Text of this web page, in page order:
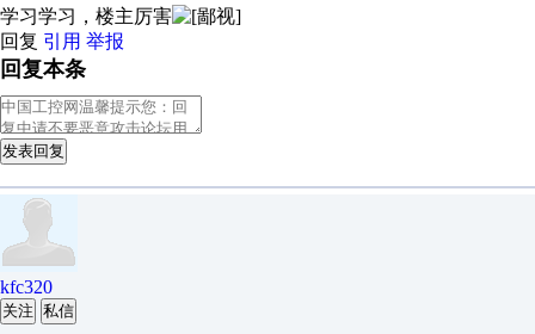
学习学习，楼主厉害
回复 引用 举报
回复本条
发表回复
kfc320
关注 私信